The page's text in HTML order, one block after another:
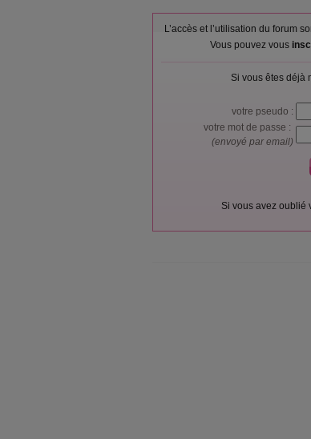
L’accès et l’utilisation du forum
Vous pouvez vous
Si vous êtes déjà
votre pseudo :
votre mot de passe :
(envoyé par email)
Si vous avez oublié